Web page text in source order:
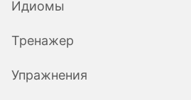
Идиомы
Тренажер
Упражнения